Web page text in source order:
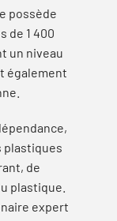
possède
de 1 400
un niveau
également
plastiques
de
plastique.
expert